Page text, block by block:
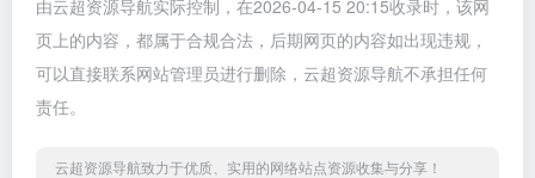
由云超资源导航实际控制，在2026-04-15 20:15收录时，该网
页上的内容，都属于合规合法，后期网页的内容如出现违规，
可以直接联系网站管理员进行删除，云超资源导航不承担任何
责任。
云超资源导航致力于优质、实用的网络站点资源收集与分享！